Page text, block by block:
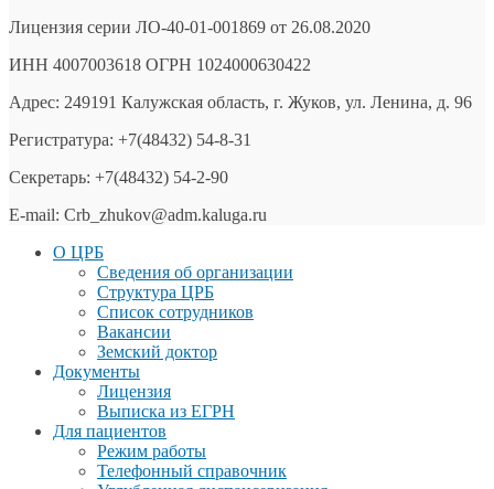
Лицензия серии ЛО-40-01-001869 от 26.08.2020
ИНН 4007003618 ОГРН 1024000630422
Адрес: 249191 Калужская область, г. Жуков, ул. Ленина, д. 96
Регистратура: +7(48432) 54-8-31
Секретарь: +7(48432) 54-2-90
E-mail: Crb_zhukov@adm.kaluga.ru
О ЦРБ
Сведения об организации
Структура ЦРБ
Список сотрудников
Вакансии
Земский доктор
Документы
Лицензия
Выписка из ЕГРН
Для пациентов
Режим работы
Телефонный справочник